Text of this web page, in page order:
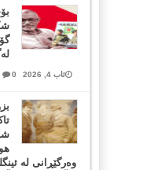
ئاب 4, 2026 0
وەرگێڕانی لە